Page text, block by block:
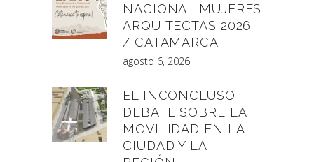
NACIONAL MUJERES
ARQUITECTAS 2026
/ CATAMARCA
agosto 6, 2026
EL INCONCLUSO
DEBATE SOBRE LA
MOVILIDAD EN LA
CIUDAD Y LA